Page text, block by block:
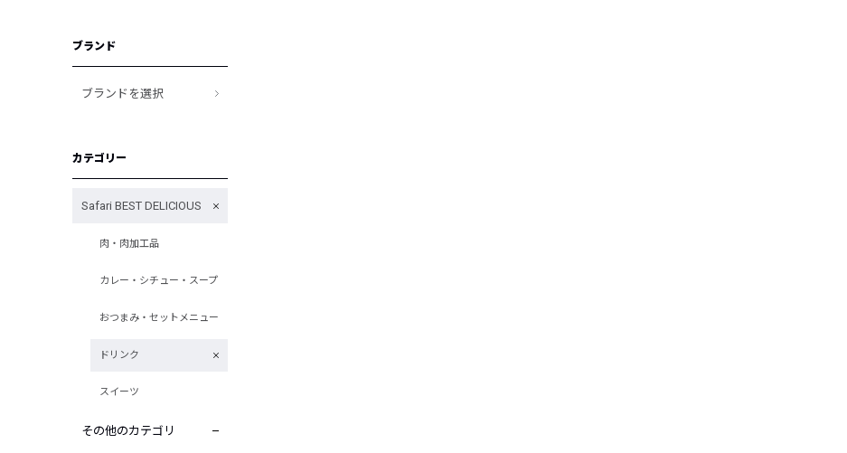
ブランド
ブランドを選択
カテゴリー
Safari BEST DELICIOUS
肉・肉加工品
カレー・シチュー・スープ
おつまみ・セットメニュー
ドリンク
スイーツ
その他のカテゴリ